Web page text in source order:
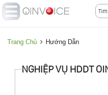
Trang Chủ Hướng Dẫn
NGHIỆP VỤ HDDT